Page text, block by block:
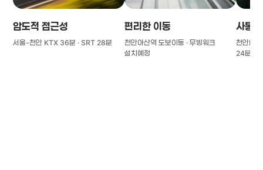
압도적 접근성
서울-천안 KTX 36분 · SRT 28분
편리한 이동
천안아산역 도보이동 · 무빙워크
설치예정
사통
천안IC(
24분